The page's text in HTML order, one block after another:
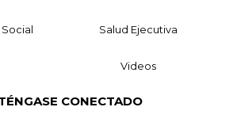
Salud Ejecutiva
Videos
CONECTADO